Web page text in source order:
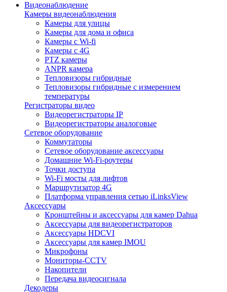
Видеонаблюдение
Камеры видеонаблюдения
Камеры для улицы
Камеры для дома и офиса
Камеры с Wi-fi
Камеры с 4G
PTZ камеры
ANPR камера
Тепловизоры гибридные
Тепловизоры гибридные c измерением
температуры
Регистраторы видео
Видеорегистраторы IP
Видеорегистраторы аналоговые
Сетевое оборудование
Коммутаторы
Сетевое оборудование аксессуары
Домашние Wi-Fi-роутеры
Точки доступа
Wi-Fi мосты для лифтов
Маршрутизатор 4G
Платформа управления сетью iLinksView
Аксессуары
Кронштейны и аксессуары для камер Dahua
Аксессуары для видеорегистраторов
Аксессуары HDCVI
Аксессуары для камер IMOU
Микрофоны
Мониторы-CCTV
Накопители
Передача видеосигнала
Декодеры